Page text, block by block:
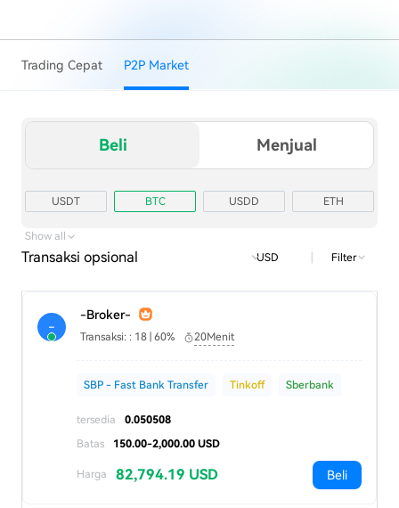
Trading Cepat P2P Market
Beli Menjual
USDT BTC USDD ETH
TRX
Show all
Transaksi opsional USD | Filter
-
-Broker-
Transaksi: : 18 | 60% 20Menit
SBP - Fast Bank Transfer Tinkoff Sberbank
tersedia
0.050508
Batas
150.00-2,000.00 USD
Harga 82,794.19 USD Beli